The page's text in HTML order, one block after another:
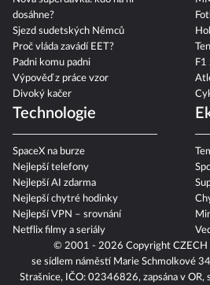
© 2001 - 2026 Copyright CZECH
se sídlem náměstí Marie Schmolkové
Strašnice, IČO: 02346826, zapsána v OR,
dosáhne?
Sjezd sudetských Němců
Proč vláda zavádí EET?
Padni komu padni
Výpověď z práce vzor
Divoký kačer
F1
Technologie
SpaceX na burze
Nejlepší telefony
Nejlepší AI zdarma
Nejlepší chytré hodinky
Nejlepší VPN – srovnání
Netflix filmy a seriály